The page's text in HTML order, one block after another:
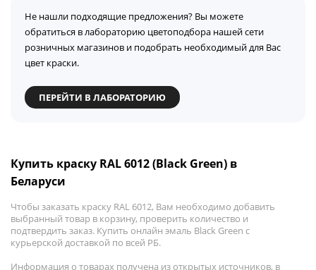
Не нашли подходящие предложения? Вы можете
обратиться в лабораторию цветоподбора нашей сети
розничных магазинов и подобрать необходимый для Вас
цвет краски.
ПЕРЕЙТИ В ЛАБОРАТОРИЮ
Купить краску RAL 6012 (Black Green) в
Беларуси
Чтобы заказать краску RAL 6012, Вам необходимо добавить
выбранный товар в корзину, проверить количество и
подтвердить заказ. Купить онлайн эмаль Black Green с
курьерской доставкой по всей РБ.
Информация о товарах получена из открытых источников, в